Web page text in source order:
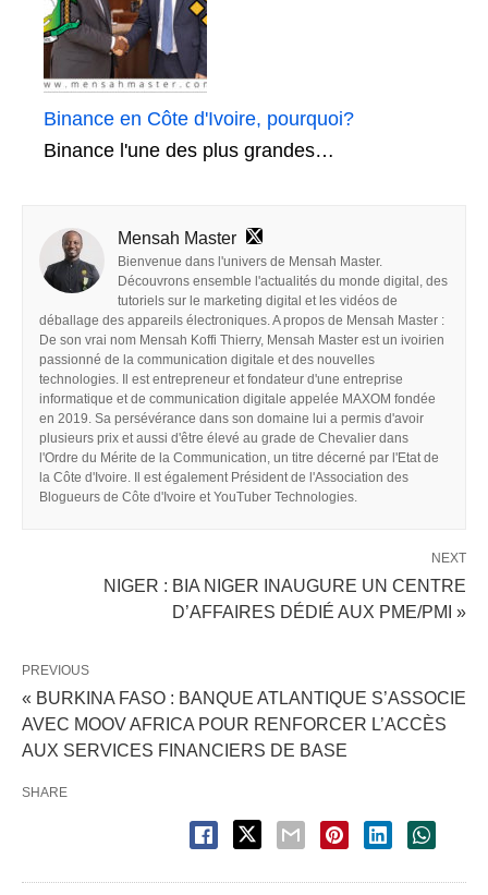
Binance en Côte d'Ivoire, pourquoi?
Binance l'une des plus grandes…
Mensah Master
Bienvenue dans l'univers de Mensah Master.
Découvrons ensemble l'actualités du monde digital, des
tutoriels sur le marketing digital et les vidéos de
déballage des appareils électroniques. A propos de Mensah Master :
De son vrai nom Mensah Koffi Thierry, Mensah Master est un ivoirien
passionné de la communication digitale et des nouvelles
technologies. Il est entrepreneur et fondateur d'une entreprise
informatique et de communication digitale appelée MAXOM fondée
en 2019. Sa persévérance dans son domaine lui a permis d'avoir
plusieurs prix et aussi d'être élevé au grade de Chevalier dans
l'Ordre du Mérite de la Communication, un titre décerné par l'Etat de
la Côte d'Ivoire. Il est également Président de l'Association des
Blogueurs de Côte d'Ivoire et YouTuber Technologies.
NEXT
NIGER : BIA NIGER INAUGURE UN CENTRE
D’AFFAIRES DÉDIÉ AUX PME/PMI »
PREVIOUS
« BURKINA FASO : BANQUE ATLANTIQUE S’ASSOCIE
AVEC MOOV AFRICA POUR RENFORCER L’ACCÈS
AUX SERVICES FINANCIERS DE BASE
SHARE